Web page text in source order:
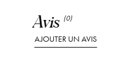
Avis (0)
AJOUTER UN AVIS